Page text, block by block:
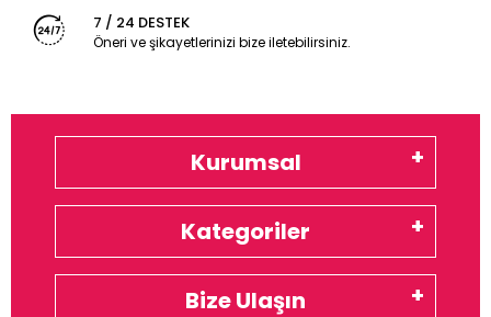
7 / 24 DESTEK
Öneri ve şikayetlerinizi bize iletebilirsiniz.
Kurumsal
Kategoriler
Bize Ulaşın